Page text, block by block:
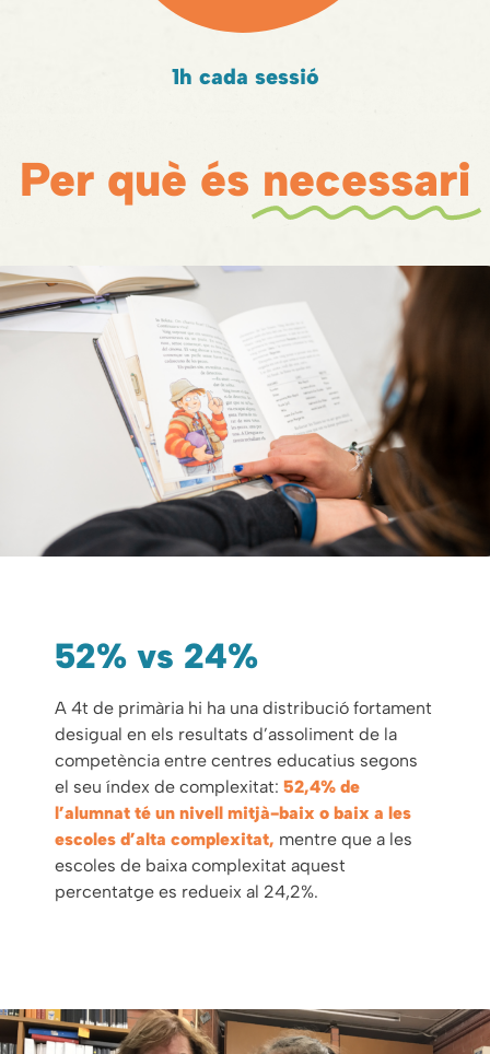
1h cada sessió
Per què és necessari
52% vs 24%
A 4t de primària hi ha una distribució fortament
desigual en els resultats d’assoliment de la
competència entre centres educatius segons
el seu índex de complexitat: 52,4% de
l’alumnat té un nivell mitjà-baix o baix a les
escoles d’alta complexitat, mentre que a les
escoles de baixa complexitat aquest
percentatge es redueix al 24,2%.